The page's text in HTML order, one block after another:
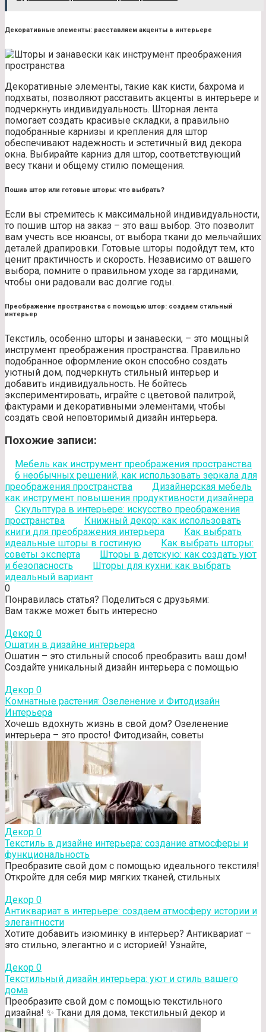
Декоративные элементы: расставляем акценты в интерьере
Декоративные элементы, такие как кисти, бахрома и
подхваты, позволяют расставить акценты в интерьере и
подчеркнуть индивидуальность. Шторная лента
помогает создать красивые складки, а правильно
подобранные карнизы и крепления для штор
обеспечивают надежность и эстетичный вид декора
окна. Выбирайте карниз для штор, соответствующий
весу ткани и общему стилю помещения.
Пошив штор или готовые шторы: что выбрать?
Если вы стремитесь к максимальной индивидуальности,
то пошив штор на заказ – это ваш выбор. Это позволит
вам учесть все нюансы, от выбора ткани до мельчайших
деталей драпировки. Готовые шторы подойдут тем, кто
ценит практичность и скорость. Независимо от вашего
выбора, помните о правильном уходе за гардинами,
чтобы они радовали вас долгие годы.
Преображение пространства с помощью штор: создаем стильный
интерьер
Текстиль, особенно шторы и занавески, – это мощный
инструмент преображения пространства. Правильно
подобранное оформление окон способно создать
уютный дом, подчеркнуть стильный интерьер и
добавить индивидуальность. Не бойтесь
экспериментировать, играйте с цветовой палитрой,
фактурами и декоративными элементами, чтобы
создать свой неповторимый дизайн интерьера.
Похожие записи:
Мебель как инструмент преображения пространства
6 необычных решений, как использовать зеркала для
преображения пространства
Дизайнерская мебель
как инструмент повышения продуктивности дизайнера
Скульптура в интерьере: искусство преображения
пространства
Книжный декор: как использовать
книги для преображения интерьера
Как выбрать
идеальные шторы в гостиную
Как выбрать шторы:
советы эксперта
Шторы в детскую: как создать уют
и безопасность
Шторы для кухни: как выбрать
идеальный вариант
0
Понравилась статья? Поделиться с друзьями:
Вам также может быть интересно
Декор 0
Ошатин в дизайне интерьера
Ошатин – это стильный способ преобразить ваш дом!
Создайте уникальный дизайн интерьера с помощью
Декор 0
Комнатные растения: Озеленение и Фитодизайн
Интерьера
Хочешь вдохнуть жизнь в свой дом? Озеленение
интерьера – это просто! Фитодизайн, советы
Декор 0
Текстиль в дизайне интерьера: создание атмосферы и
функциональность
Преобразите свой дом с помощью идеального текстиля!
Откройте для себя мир мягких тканей, стильных
Декор 0
Антиквариат в интерьере: создаем атмосферу истории и
элегантности
Хотите добавить изюминку в интерьер? Антиквариат –
это стильно, элегантно и с историей! Узнайте,
Декор 0
Текстильный дизайн интерьера: уют и стиль вашего
дома
Преобразите свой дом с помощью текстильного
дизайна! ✨ Ткани для дома, текстильный декор и